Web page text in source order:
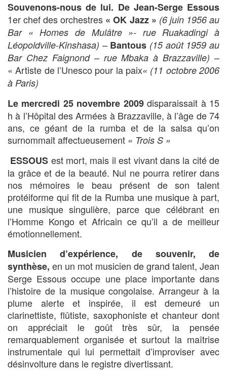
Souvenons-nous de lui. De Jean-Serge Essous
1er chef des orchestres « OK Jazz » (6 juin 1956 au
Bar « Homes de Mulâtre »- rue Ruakadingi à
Léopoldville-Kinshasa) – Bantous (15 août 1959 au
Bar Chez Faignond – rue Mbaka à Brazzaville) –
« Artiste de l’Unesco pour la paix« (11 octobre 2006
à Paris)
Le mercredi 25 novembre 2009disparaissait à 15
h à l’Hôpital des Armées à Brazzaville, à l’âge de 74
ans, ce géant de la rumba et de la salsa qu’on
surnommait affectueusement « Trois S »
ESSOUS est mort, mais il est vivant dans la cité de
la grâce et de la beauté. Nul ne pourra retirer dans
nos mémoires le beau présent de son talent
protéiforme qui fit de la Rumba une musique à part,
une musique singulière, parce que célébrant en
l’Homme Kongo et Africain ce qu’il a de meilleur
émotionnellement.
Musicien d’expérience,
de souvenir, de
synthèse, en un mot musicien de grand talent, Jean
Serge Essous occupe une place importante dans
l’histoire de la musique congolaise. Arrangeur à la
plume alerte et inspirée, il est demeuré un
clarinettiste, flûtiste, saxophoniste et chanteur dont
on appréciait le goût très sûr, la pensée
remarquablement organisée et surtout la maîtrise
instrumentale qui lui permettait d’improviser avec
désinvolture dans le registre divertissant.